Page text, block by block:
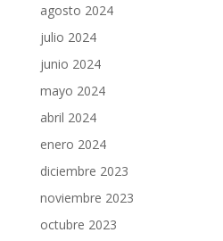
agosto 2024
julio 2024
junio 2024
mayo 2024
abril 2024
enero 2024
diciembre 2023
noviembre 2023
octubre 2023